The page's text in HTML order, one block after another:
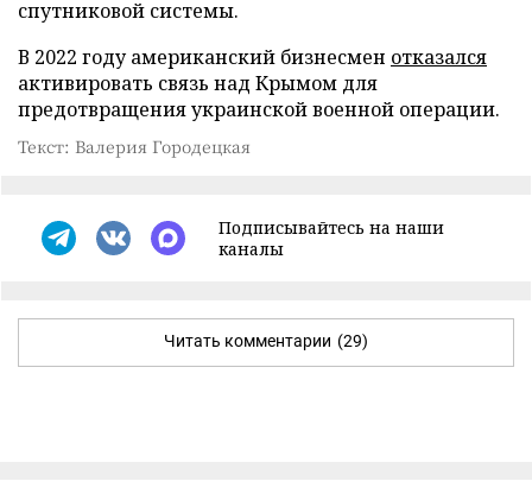
спутниковой системы.
В 2022 году американский бизнесмен отказался
активировать связь над Крымом для
предотвращения украинской военной операции.
Текст: Валерия Городецкая
Подписывайтесь на наши
каналы
Читать комментарии (29)